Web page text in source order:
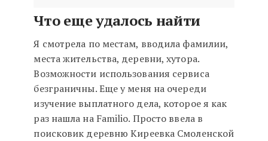
Что еще удалось найти
Я смотрела по местам, вводила фамилии,
места жительства, деревни, хутора.
Возможности использования сервиса
безграничны. Еще у меня на очереди
изучение выплатного дела, которое я как
раз нашла на Familio. Просто ввела в
поисковик деревню Киреевка Смоленской